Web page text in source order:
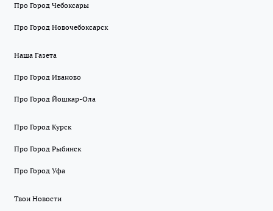
Про Город Чебоксары
Про Город Новочебоксарск
Наша Газета
Про Город Иваново
Про Город Йошкар-Ола
Про Город Курск
Про Город Рыбинск
Про Город Уфа
Твои Новости